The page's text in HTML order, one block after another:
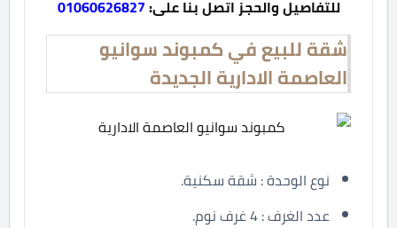
للتفاصيل والحجز اتصل بنا على:01060626827
شقة للبيع في كمبوند سوانيو
العاصمة الادارية الجديدة
نوع الوحدة : شقة سكنية.
عدد الغرف : 4 غرف نوم.